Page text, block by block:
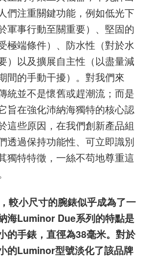
們注重關鍵功能，例如低光下
軍事行動至關重要）、堅固的
極端條件）、防水性（對於水
）以及擴展自主性（以盡量減
間的手動干擾）。對我們來
統並不是懷舊或趕潮流；而是
在強化沛納海獨特的核心認
這些原因，在我們創新產品組
透過保持功能性、可立即識別
獨特特徵，一絲不苟地尊重這
較小尺寸的腕錶似乎成為了一
海Luminor Due系列的特點是
的手錶，直徑為38毫米。對於
的Luminor型號淡化了該品牌